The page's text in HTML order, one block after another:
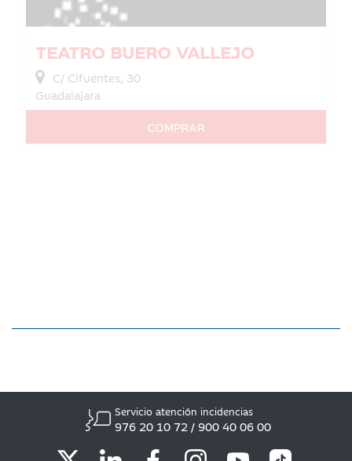
Servicio atención incidencias
976 20 10 72 / 900 40 06 00